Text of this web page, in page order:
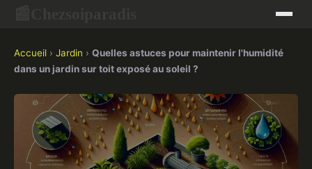
Accueil › Jardin › Quelles astuces pour maintenir l'humidité
dans un jardin sur toit exposé au soleil ?